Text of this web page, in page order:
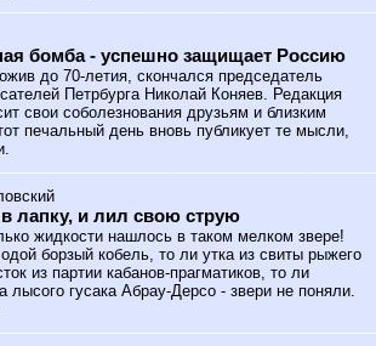
бомба - успешно защищает Россию
до 70-летия, скончался председатель
Петрбурга Николай Коняев. Редакция
свои соболезнования друзьям и близким
печальный день вновь публикует те мысли,
лапку, и лил свою струю
жидкости нашлось в таком мелком звере!
борзый кобель, то ли утка из свиты рыжего
из партии кабанов-прагматиков, то ли
лысого гусака Абрау-Дерсо - звери не поняли.